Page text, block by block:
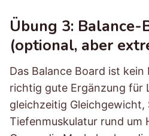
Übung 3: Balance-
(optional, aber
Das Balance Board ist kein
richtig gute Ergänzung für
gleichzeitig Gleichgewicht,
Tiefenmuskulatur rund um